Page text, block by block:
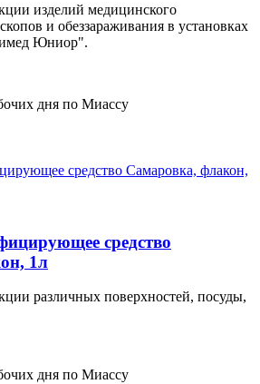
изделий медицинского
и обеззараживания в установках
Юниор".
дня по Миассу
средство
1л
различных поверхностей, посуды,
дня по Миассу